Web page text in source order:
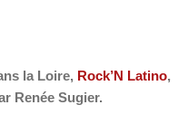
la Loire, Rock’N Latino,
Renée Sugier.